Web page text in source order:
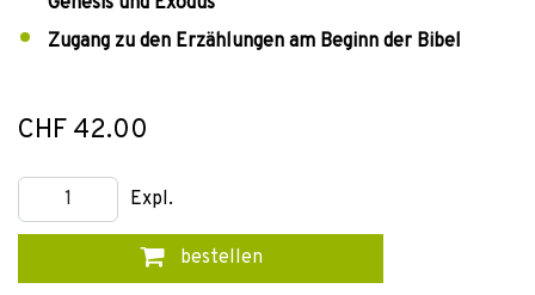
Zugang zu den Erzählungen am Beginn der Bibel
CHF 42.00
Expl.
bestellen